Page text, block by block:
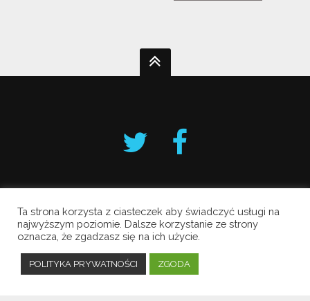
Krakowski Alarm Smogowy
Copyright © 2019 All Rights Reserved.
Polityka prywatności
Ta strona korzysta z ciasteczek aby świadczyć usługi na
najwyższym poziomie. Dalsze korzystanie ze strony
oznacza, że zgadzasz się na ich użycie.
POLITYKA PRYWATNOŚCI ZGODA